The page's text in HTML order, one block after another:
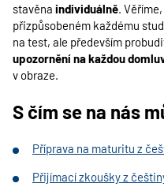
stavěna individuálně.
přizpůsobeném každému
na test, ale především
upozornění na každou
v obraze.
S čím se na nás
Příprava na maturitu z
Přijímací zkoušky z